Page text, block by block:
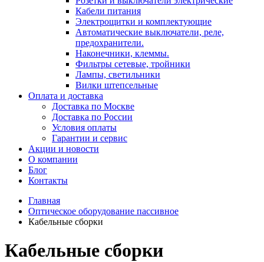
Кабели питания
Электрощитки и комплектующие
Автоматические выключатели, реле,
предохранители.
Наконечники, клеммы.
Фильтры сетевые, тройники
Лампы, светильники
Вилки штепсельные
Оплата и доставка
Доставка по Москве
Доставка по России
Условия оплаты
Гарантии и сервис
Акции и новости
О компании
Блог
Контакты
Главная
Оптическое оборудование пассивное
Кабельные сборки
Кабельные сборки